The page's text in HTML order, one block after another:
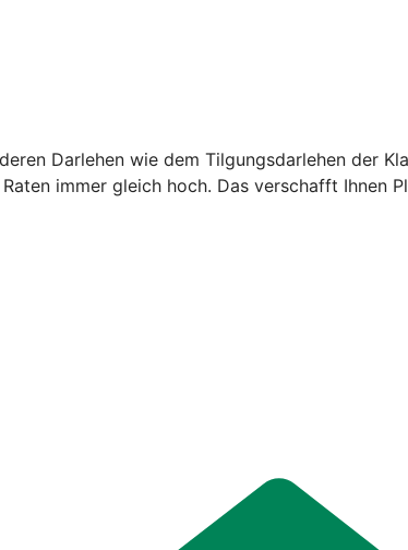
Darlehen wie dem Tilgungsdarlehen der
immer gleich hoch. Das verschafft Ihnen